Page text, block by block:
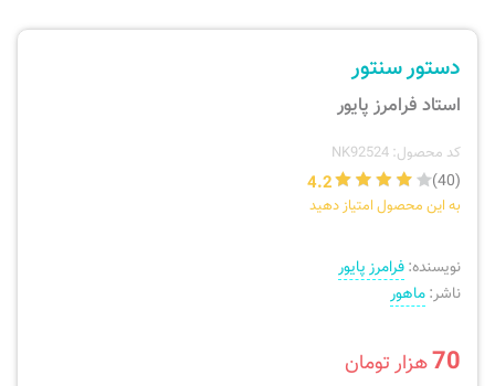
نی، فلوت، سازهای بادی
ارسال سفارش
دستور سنتور
استاد فرامرز پایور
کد محصول: NK92524
(40)
4.2
به این محصول امتیاز دهید
نویسنده:فرامرز پایور
ناشر:ماهور
70هزار تومان